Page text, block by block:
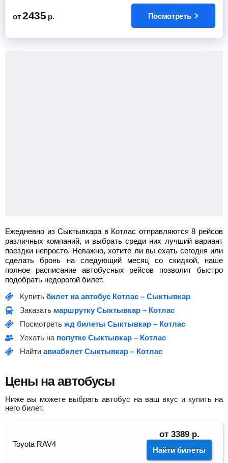
от 2435 р. Посмотреть
Ежедневно из Сыктывкара в Котлас отправляются 8 рейсов
различных компаний, и выбрать среди них лучший вариант
поездки непросто. Неважно, хотите ли вы ехать сегодня или
сделать бронь на следующий месяц со скидкой, наше
полное расписание автобусных рейсов позволит быстро
подобрать недорогой билет.
Купить билет на автобус Котлас – Сыктывкар
Заказать маршрутку Сыктывкар – Котлас
Посмотреть жд билеты Сыктывкар – Котлас
Уехать на попутке Сыктывкар – Котлас
Найти авиабилет Сыктывкар – Котлас
Цены на автобусы
Ниже вы можете выбрать автобус на ваш вкус и купить на
него билет.
Toyota RAV4
от 3389 р.
Найти билеты